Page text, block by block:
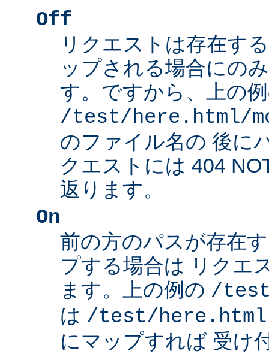
Off
リクエストは存在す
ップされる場合にの
す。ですから、上の
/test/here.html/
のファイル名の 後に
クエストには 404
返ります。
On
前の方のパスが存在
プする場合は リクエ
ます。上の例の /
は /test/here.html
にマップすれば 受け